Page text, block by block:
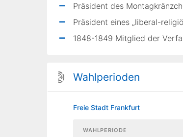
Präsident des
Präsident eines „liberal-
1848-1849 Mitglied der
Wahlperioden
Freie Stadt Frankfurt
WAHLPERIODE